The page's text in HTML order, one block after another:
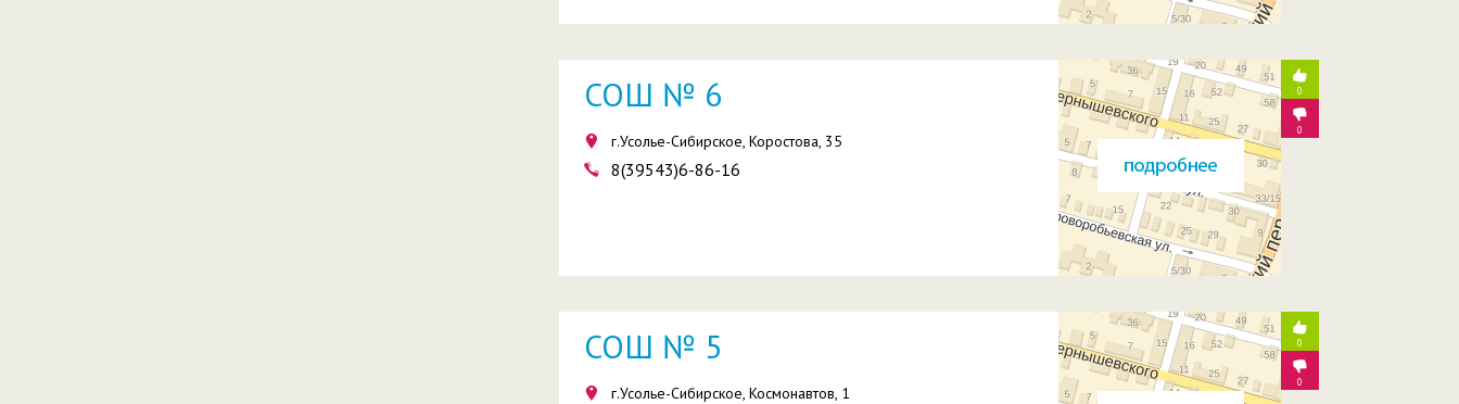
СОШ № 6
г.Усолье-Сибирское, Коростова, 35
8(39543)6-86-16
0
0
СОШ № 5
г.Усолье-Сибирское, Космонавтов, 1
0
0